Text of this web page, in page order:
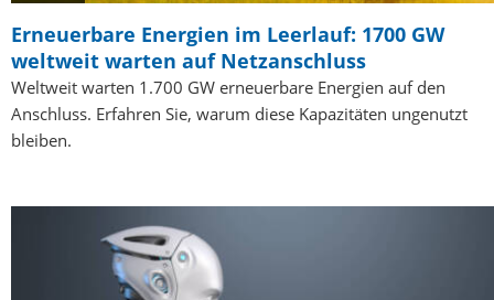
Erneuerbare Energien im Leerlauf: 1700 GW
weltweit warten auf Netzanschluss
Weltweit warten 1.700 GW erneuerbare Energien auf den
Anschluss. Erfahren Sie, warum diese Kapazitäten ungenutzt
bleiben.